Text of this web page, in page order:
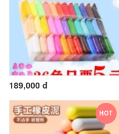
189,000 đ
HOT